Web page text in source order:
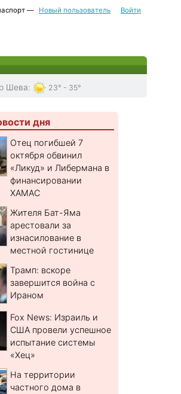
— Новый пользователь Войти
Шева: 23° - 35°
дня
Отец погибшей 7
октября обвинил
«Ликуд» и Либермана в
финансировании
ХАМАС
Жителя Бат-Яма
арестовали за
изнасилование в
местной гостинице
Трамп: вскоре
завершится война с
Ираном
Fox News: Израиль и
США провели успешное
испытание системы
«Хец»
На территории
частного дома в